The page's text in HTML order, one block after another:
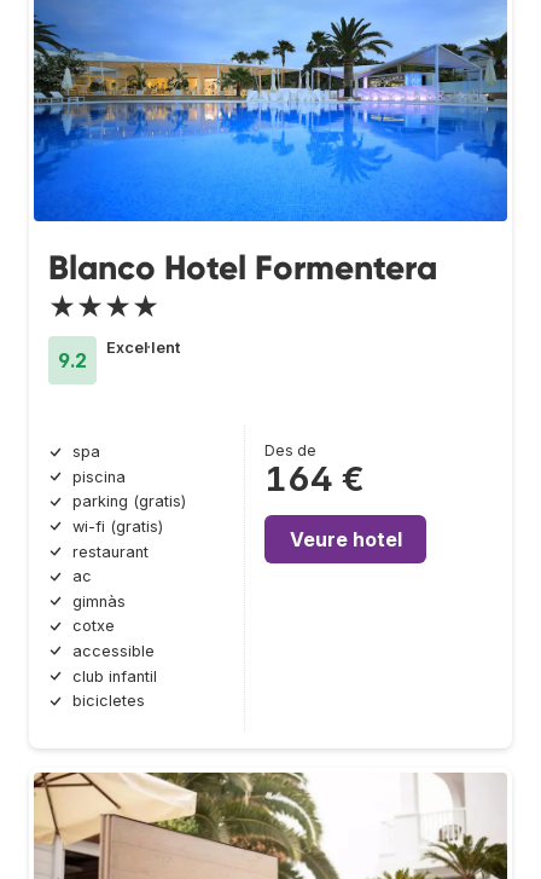
Blanco Hotel Formentera
★★★★
9.2
Excel·lent
spa
piscina
parking (gratis)
wi-fi (gratis)
restaurant
ac
gimnàs
cotxe
accessible
club infantil
bicicletes
Des de
164 €
Veure hotel